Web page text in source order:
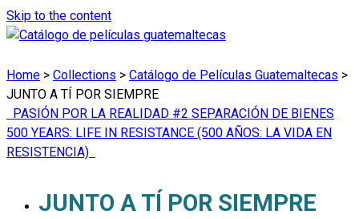
Skip to the content
Home > Collections > Catálogo de Películas Guatemaltecas >
JUNTO A TÍ POR SIEMPRE
PASIÓN POR LA REALIDAD #2 SEPARACIÓN DE BIENES
500 YEARS: LIFE IN RESISTANCE (500 AÑOS: LA VIDA EN
RESISTENCIA)
JUNTO A TÍ POR SIEMPRE